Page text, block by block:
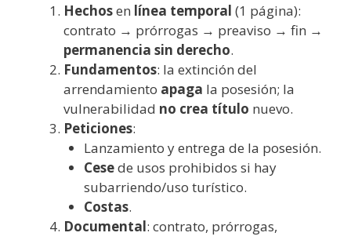
Hechosen línea temporal (1 página):
contrato → prórrogas → preaviso → fin →
permanencia sin derecho.
Fundamentos: la extinción del
arrendamiento apaga la posesión; la
vulnerabilidad no crea título nuevo.
Peticiones:
Lanzamiento y entrega de la posesión.
Cesede usos prohibidos si hay
subarriendo/uso turístico.
Costas.
Documental: contrato, prórrogas,